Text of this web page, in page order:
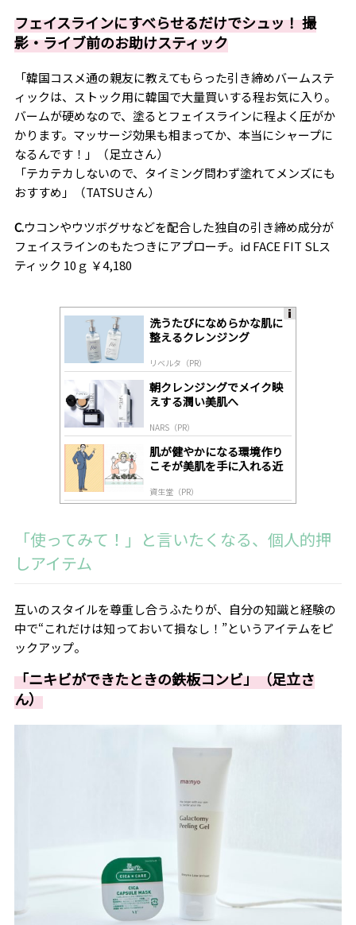
フェイスラインにすべらせるだけでシュッ！ 撮
影・ライブ前のお助けスティック
「韓国コスメ通の親友に教えてもらった引き締めバームステ
ィックは、ストック用に韓国で大量買いする程お気に入り。
バームが硬めなので、塗るとフェイスラインに程よく圧がか
かります。マッサージ効果も相まってか、本当にシャープに
なるんです！」（足立さん）
「テカテカしないので、タイミング問わず塗れてメンズにも
おすすめ」（TATSUさん）
C.ウコンやウツボグサなどを配合した独自の引き締め成分が
フェイスラインのもたつきにアプローチ。id FACE FIT SLス
ティック 10ｇ ￥4,180
洗うたびになめらかな肌に
整えるクレンジング
リベルタ（PR）
朝クレンジングでメイク映
えする潤い美肌へ
NARS（PR）
肌が健やかになる環境作り
こそが美肌を手に入れる近
資生堂（PR）
「使ってみて！」と言いたくなる、個人的押
しアイテム
互いのスタイルを尊重し合うふたりが、自分の知識と経験の
中で“これだけは知っておいて損なし！”というアイテムをピ
ックアップ。
「ニキビができたときの鉄板コンビ」（足立さ
ん）